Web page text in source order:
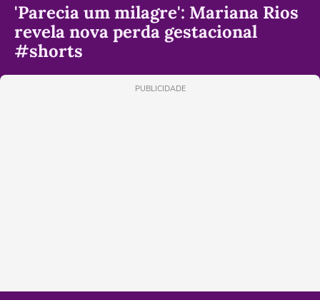
'Parecia um milagre': Mariana Rios
revela nova perda gestacional
#shorts
PUBLICIDADE